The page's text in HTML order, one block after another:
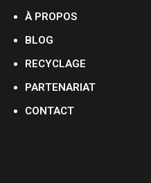
À PROPOS
BLOG
RECYCLAGE
PARTENARIAT
CONTACT